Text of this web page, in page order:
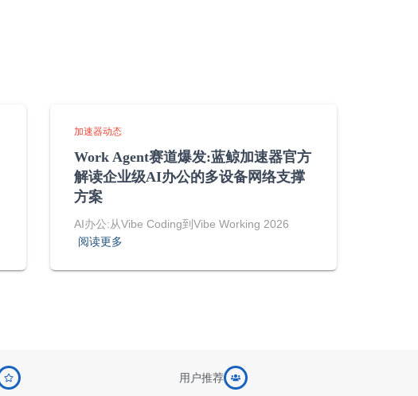
加速器动态
Work Agent赛道爆发:蓝鲸加速器官方
解读企业级AI办公的多设备网络支撑
方案
AI办公:从Vibe Coding到Vibe Working 2026
阅读更多
用户推荐